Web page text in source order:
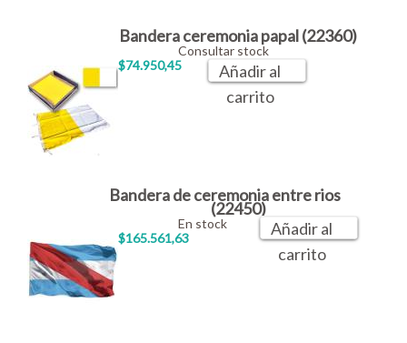
Bandera ceremonia papal (22360)
$74.950,45
Consultar stock
Añadir al
carrito
Bandera de ceremonia entre rios
(22450)
$165.561,63
En stock
Añadir al
carrito